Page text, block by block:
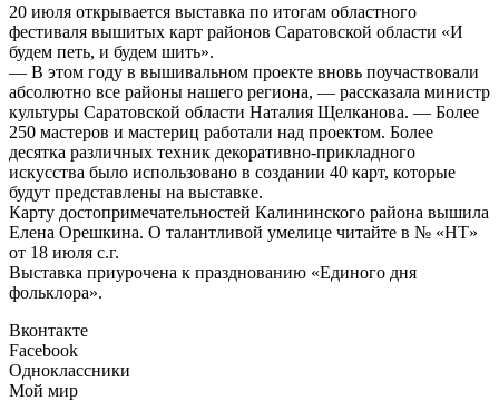
20 июля открывается выставка по итогам областного
фестиваля вышитых карт районов Саратовской области «И
будем петь, и будем шить».
— В этом году в вышивальном проекте вновь поучаствовали
абсолютно все районы нашего региона, — рассказала министр
культуры Саратовской области Наталия Щелканова. — Более
250 мастеров и мастериц работали над проектом. Более
десятка различных техник декоративно-прикладного
искусства было использовано в создании 40 карт, которые
будут представлены на выставке.
Карту достопримечательностей Калининского района вышила
Елена Орешкина. О талантливой умелице читайте в № «НТ»
от 18 июля с.г.
Выставка приурочена к празднованию «Единого дня
фольклора».
Вконтакте
Facebook
Одноклассники
Мой мир